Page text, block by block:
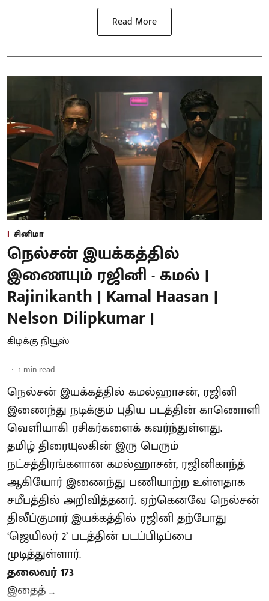
Read More
சினிமா
நெல்சன் இயக்கத்தில்
இணையும் ரஜினி - கமல் |
Rajinikanth | Kamal Haasan |
Nelson Dilipkumar |
கிழக்கு நியூஸ்
1 min read
நெல்சன் இயக்கத்தில் கமல்ஹாசன், ரஜினி
இணைந்து நடிக்கும் புதிய படத்தின் காணொளி
வெளியாகி ரசிகர்களைக் கவர்ந்துள்ளது.
தமிழ் திரையுலகின் இரு பெரும்
நட்சத்திரங்களான கமல்ஹாசன், ரஜினிகாந்த்
ஆகியோர் இணைந்து பணியாற்ற உள்ளதாக
சமீபத்தில் அறிவித்தனர். ஏற்கெனவே நெல்சன்
திலீப்குமார் இயக்கத்தில் ரஜினி தற்போது
‘ஜெயிலர் 2’ படத்தின் படப்பிடிப்பை
முடித்துள்ளார்.
தலைவர் 173
இதைத் ...